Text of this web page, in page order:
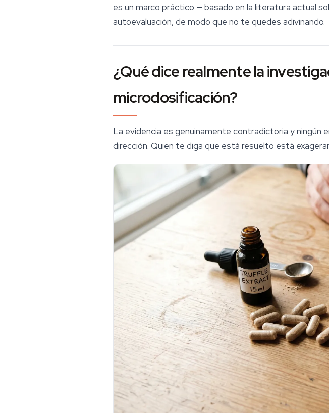
es un marco práctico — basado en la literatura actual
autoevaluación, de modo que no te quedes adivinando.
¿Qué dice realmente la
microdosificación?
La evidencia es genuinamente contradictoria y ningún
dirección. Quien te diga que está resuelto está